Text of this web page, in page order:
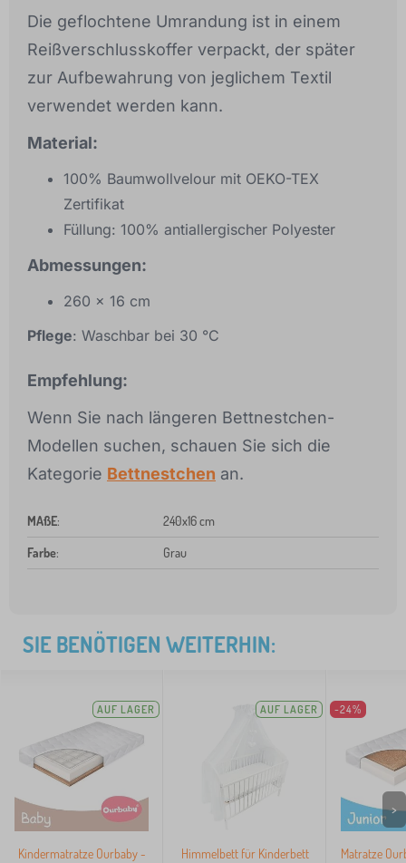
Die geflochtene Umrandung ist in einem
Reißverschlusskoffer verpackt, der später
zur Aufbewahrung von jeglichem Textil
verwendet werden kann.
Material:
100% Baumwollvelour mit OEKO-TEX
Zertifikat
Füllung: 100% antiallergischer Polyester
Abmessungen:
260 x 16 cm
Pflege: Waschbar bei 30 °C
Empfehlung:
Wenn Sie nach längeren Bettnestchen-
Modellen suchen, schauen Sie sich die
Kategorie Bettnestchen an.
MAßE: 240x16 cm
Farbe: Grau
SIE BENÖTIGEN WEITERHIN:
AUF LAGER
Kindermatratze Ourbaby -
AUF LAGER
Himmelbett für Kinderbett
-24%
Matratze
>